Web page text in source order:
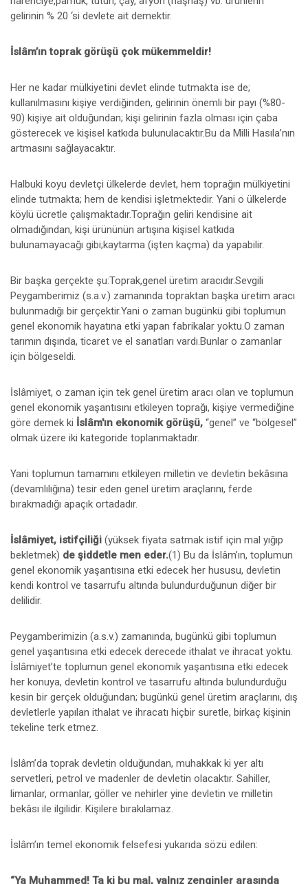
gelirinin % 20 ‘si devlete ait demektir.
İslâm’ın toprak görüşü çok mükemmeldir!
Her ne kadar mülkiyetini devlet elinde tutmakta ise de;
kullanılmasını kişiye verdiğinden, gelirinin önemli bir payı (%80-
90) kişiye ait olduğundan; kişi gelirinin fazla olması için çaba
gösterecek ve kişisel katkıda bulunulacaktır.Bu da Milli Hasıla’nın
artmasını sağlayacaktır.
Halbuki koyu devletçi ülkelerde devlet, hem toprağın mülkiyetini
elinde tutmakta; hem de kendisi işletmektedir. Yani o ülkelerde
köylü ücretle çalışmaktadır.Toprağın geliri kendisine ait
olmadığından, kişi ürününün artışına kişisel katkıda
bulunamayacağı gibi;kaytarma (işten kaçma) da yapabilir.
Bir başka gerçekte şu:Toprak,genel üretim aracıdır.Sevgili
Peygamberimiz (s.a.v.) zamanında topraktan başka üretim aracı
bulunmadığı bir gerçektir.Yani o zaman bugünkü gibi toplumun
genel ekonomik hayatına etki yapan fabrikalar yoktu.O zaman
tarımın dışında, ticaret ve el sanatları vardı.Bunlar o zamanlar
için bölgeseldi.
İslâmiyet, o zaman için tek genel üretim aracı olan ve toplumun
genel ekonomik yaşantısını etkileyen toprağı, kişiye vermediğine
göre demek ki İslâm'ın ekonomik görüşü, “genel” ve “bölgesel”
olmak üzere iki kategoride toplanmaktadır.
Yani toplumun tamamını etkileyen milletin ve devletin bekâsına
(devamlılığına) tesir eden genel üretim araçlarını, ferde
bırakmadığı apaçık ortadadır.
İslâmiyet, istifçiliği (yüksek fiyata satmak istif için mal yığıp
bekletmek) de şiddetle men eder.(1) Bu da İslâm’ın, toplumun
genel ekonomik yaşantısına etki edecek her hususu, devletin
kendi kontrol ve tasarrufu altında bulundurduğunun diğer bir
delilidir.
Peygamberimizin (a.s.v.) zamanında, bugünkü gibi toplumun
genel yaşantısına etki edecek derecede ithalat ve ihracat yoktu.
İslâmiyet’te toplumun genel ekonomik yaşantısına etki edecek
her konuya, devletin kontrol ve tasarrufu altında bulundurduğu
kesin bir gerçek olduğundan; bugünkü genel üretim araçlarını, dış
devletlerle yapılan ithalat ve ihracatı hiçbir suretle, birkaç kişinin
tekeline terk etmez.
İslâm’da toprak devletin olduğundan, muhakkak ki yer altı
servetleri, petrol ve madenler de devletin olacaktır. Sahiller,
limanlar, ormanlar, göller ve nehirler yine devletin ve milletin
bekâsı ile ilgilidir. Kişilere bırakılamaz.
İslâm’ın temel ekonomik felsefesi yukarıda sözü edilen:
“Ya Muhammed! Ta ki bu mal, yalnız zenginler arasında